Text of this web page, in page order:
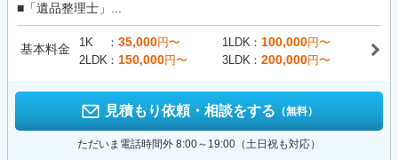
■「遺品整理士」...
基本料金 1K 35,000円〜 1LDK 100,000円〜
2LDK
150,000円〜 3LDK 200,000円〜
見積もり依頼・相談をする （無料）
ただいま電話時間外 8:00～19:00（土日祝も対応）